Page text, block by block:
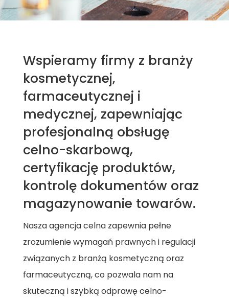
Wspieramy firmy z branży
kosmetycznej,
farmaceutycznej i
medycznej, zapewniając
profesjonalną obsługę
celno-skarbową,
certyfikację produktów,
kontrolę dokumentów oraz
magazynowanie towarów.
Nasza agencja celna zapewnia pełne
zrozumienie wymagań prawnych i regulacji
związanych z branżą kosmetyczną oraz
farmaceutyczną, co pozwala nam na
skuteczną i szybką odprawę celno-